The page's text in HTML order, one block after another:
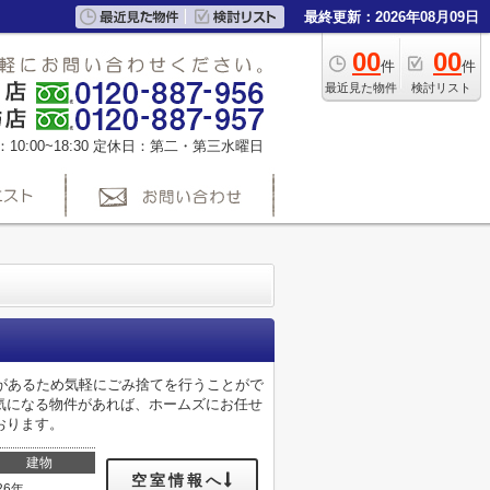
最終更新：2026年08月09日
00件
最近見た物件
00件
検討リスト
10:00~18:30 定休日：第二・第三水曜日
るため気軽にごみ捨てを行うことがで
なる物件があれば、ホームズにお任せ
ます。
建物
空室情報へ